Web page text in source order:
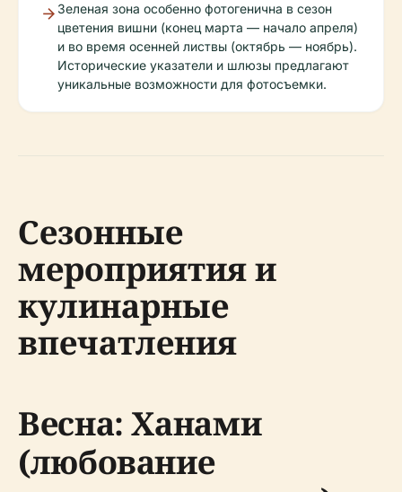
Зеленая зона особенно фотогенична в сезон
цветения вишни (конец марта — начало апреля)
и во время осенней листвы (октябрь — ноябрь).
Исторические указатели и шлюзы предлагают
уникальные возможности для фотосъемки.
Сезонные
мероприятия и
кулинарные
впечатления
Весна: Ханами
(любование